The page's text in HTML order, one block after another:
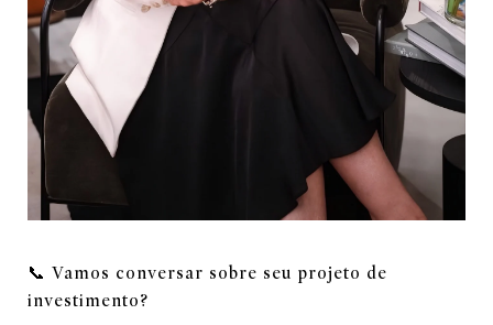
📞 Vamos conversar sobre seu projeto de
investimento?